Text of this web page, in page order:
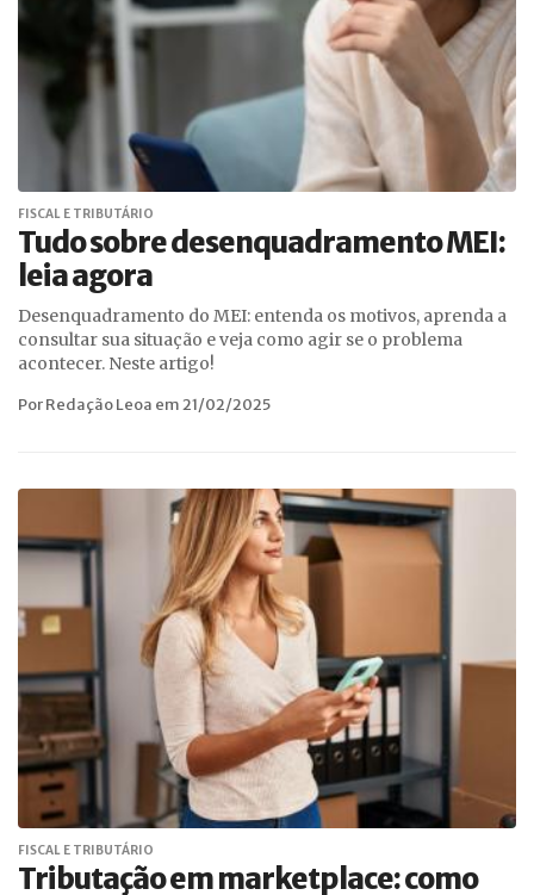
FISCAL E TRIBUTÁRIO
Tudo sobre desenquadramento MEI:
leia agora
Desenquadramento do MEI: entenda os motivos, aprenda a
consultar sua situação e veja como agir se o problema
acontecer. Neste artigo!
Por Redação Leoa em 21/02/2025
FISCAL E TRIBUTÁRIO
Tributação em marketplace: como